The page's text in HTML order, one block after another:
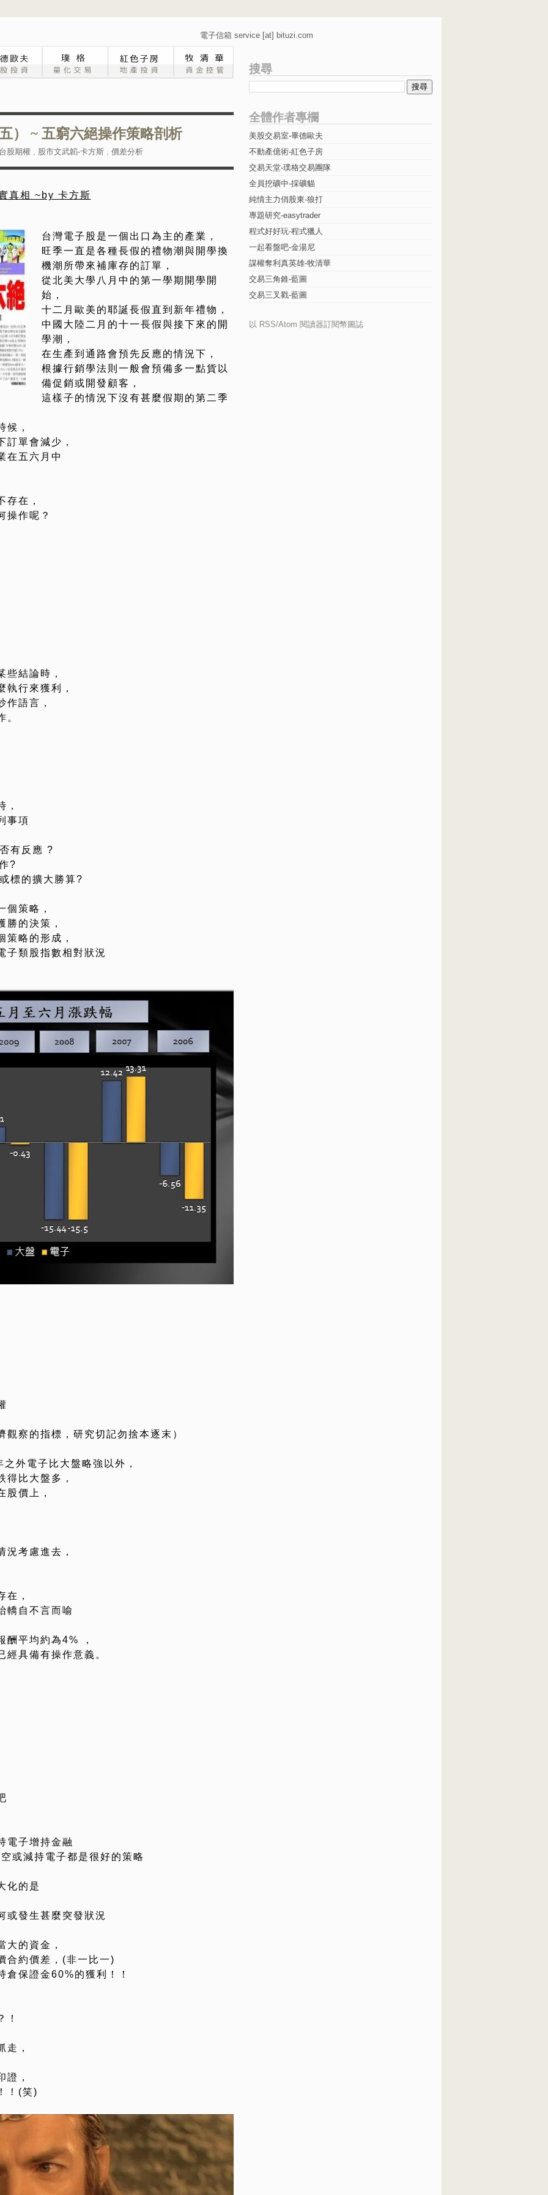
電子信箱 service [at] bituzi.com
） ~ 五窮六絕操作策略剖析
股期權 , 股市文武韜-卡方斯, 價差分析
真相 ~by 卡方斯
台灣電子股是一個出口為主的產業，
旺季一直是各種長假的禮物潮與開學換
機潮所帶來補庫存的訂單，
從北美大學八月中的第一學期開學開
始，
十二月歐美的耶誕長假直到新年禮物，
中國大陸二月的十一長假與接下來的開
學潮，
在生產到通路會預先反應的情況下，
根據行銷學法則一般會預備多一點貨以
備促銷或開發顧客，
這樣子的情況下沒有甚麼假期的第二季
候，
訂單會減少，
在五六月中
存在，
操作呢？
些結論時，
執行來獲利，
作語言，
。
，
事項
有反應 ?
?
標的擴大勝算?
個策略，
勝的決策，
策略的形成，
子類股指數相對狀況
察的指標，研究切記勿捨本逐末）
外電子比大盤略強以外，
得比大盤多，
股價上，
況考慮進去，
在，
轎自不言而喻
酬平均約為4% ，
具備有操作意義。
電子增持金融
或減持電子都是很好的策略
化的是
或發生甚麼突發狀況
大的資金，
合約價差，(非一比一)
倉保證金60%的獲利！！
！
走，
證，
！(笑)
搜尋
全體作者專欄
美股交易室-畢德歐夫
不動產億術-紅色子房
交易天堂-璞格交易團隊
全員挖礦中-採礦貓
純情主力俏股東-狼打
專題研究-easytrader
程式好好玩-程式獵人
一起看盤吧-金湯尼
謀權奪利真英雄-牧清華
交易三角錐-藍圖
交易三叉戳-藍圖
以 RSS/Atom 閱讀器訂閱幣圖誌